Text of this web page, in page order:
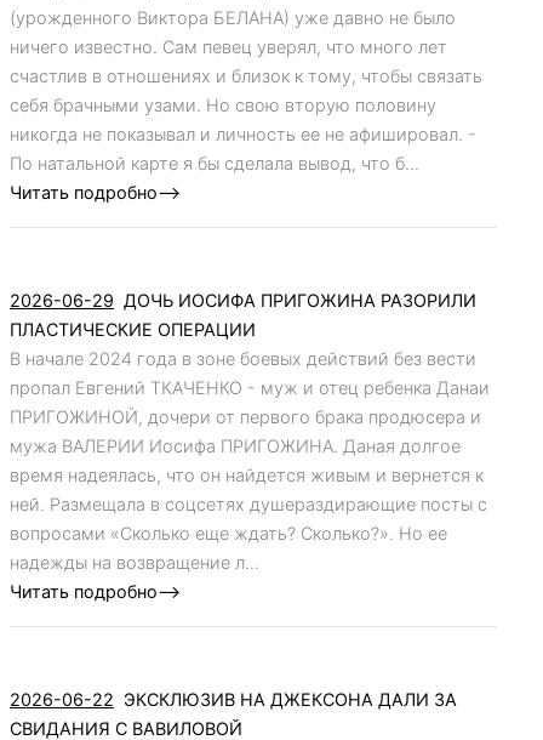
(урожденного Виктора БЕЛАНА) уже давно не было
ничего известно. Сам певец уверял, что много лет
счастлив в отношениях и близок к тому, чтобы связать
себя брачными узами. Но свою вторую половину
никогда не показывал и личность ее не афишировал. -
По натальной карте я бы сделала вывод, что б...
Читать подробно-->
2026-06-29 ДОЧЬ ИОСИФА ПРИГОЖИНА РАЗОРИЛИ
ПЛАСТИЧЕСКИЕ ОПЕРАЦИИ
В начале 2024 года в зоне боевых действий без вести
пропал Евгений ТКАЧЕНКО - муж и отец ребенка Данаи
ПРИГОЖИНОЙ, дочери от первого брака продюсера и
мужа ВАЛЕРИИ Иосифа ПРИГОЖИНА. Даная долгое
время надеялась, что он найдется живым и вернется к
ней. Размещала в соцсетях душераздирающие посты с
вопросами «Сколько еще ждать? Сколько?». Но ее
надежды на возвращение л...
Читать подробно-->
2026-06-22 ЭКСКЛЮЗИВ НА ДЖЕКСОНА ДАЛИ ЗА
СВИДАНИЯ С ВАВИЛОВОЙ